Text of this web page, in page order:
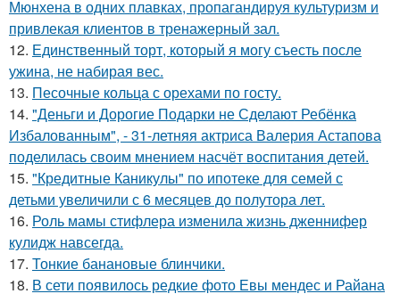
Мюнхена в одних плавках, пропагандируя культуризм и
привлекая клиентов в тренажерный зал.
12. Единственный торт, который я могу съесть после
ужина, не набирая вес.
13. Песочные кольца с орехами по госту.
14. "Деньги и Дорогие Подарки не Сделают Ребёнка
Избалованным", - 31-летняя актриса Валерия Астапова
поделилась своим мнением насчёт воспитания детей.
15. "Кредитные Каникулы" по ипотеке для семей с
детьми увеличили с 6 месяцев до полутора лет.
16. Роль мамы стифлера изменила жизнь дженнифер
кулидж навсегда.
17. Тонкие банановые блинчики.
18. В сети появилось редкие фото Евы мендес и Райана